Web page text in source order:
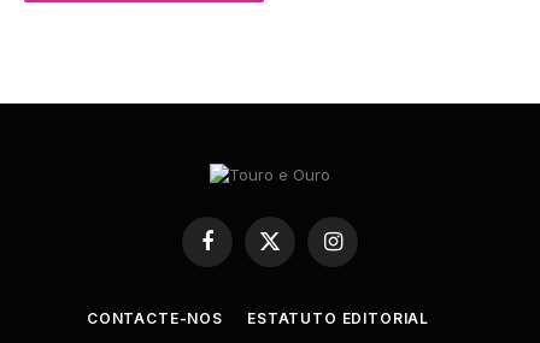
Facebook
X
(Twitter)
Instagram
CONTACTE-NOS ESTATUTO EDITORIAL